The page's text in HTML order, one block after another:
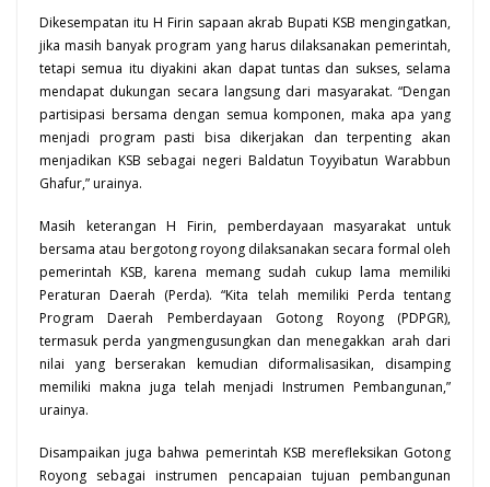
Dikesempatan itu H Firin sapaan akrab Bupati KSB mengingatkan,
jika masih banyak program yang harus dilaksanakan pemerintah,
tetapi semua itu diyakini akan dapat tuntas dan sukses, selama
mendapat dukungan secara langsung dari masyarakat. “Dengan
partisipasi bersama dengan semua komponen, maka apa yang
menjadi program pasti bisa dikerjakan dan terpenting akan
menjadikan KSB sebagai negeri Baldatun Toyyibatun Warabbun
Ghafur,” urainya.
Masih keterangan H Firin, pemberdayaan masyarakat untuk
bersama atau bergotong royong dilaksanakan secara formal oleh
pemerintah KSB, karena memang sudah cukup lama memiliki
Peraturan Daerah (Perda). “Kita telah memiliki Perda tentang
Program Daerah Pemberdayaan Gotong Royong (PDPGR),
termasuk perda yangmengusungkan dan menegakkan arah dari
nilai yang berserakan kemudian diformalisasikan, disamping
memiliki makna juga telah menjadi Instrumen Pembangunan,”
urainya.
Disampaikan juga bahwa pemerintah KSB merefleksikan Gotong
Royong sebagai instrumen pencapaian tujuan pembangunan